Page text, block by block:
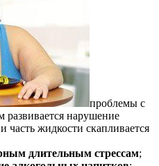
проблемы с
развивается нарушение
часть жидкости скапливается
длительным стрессам;